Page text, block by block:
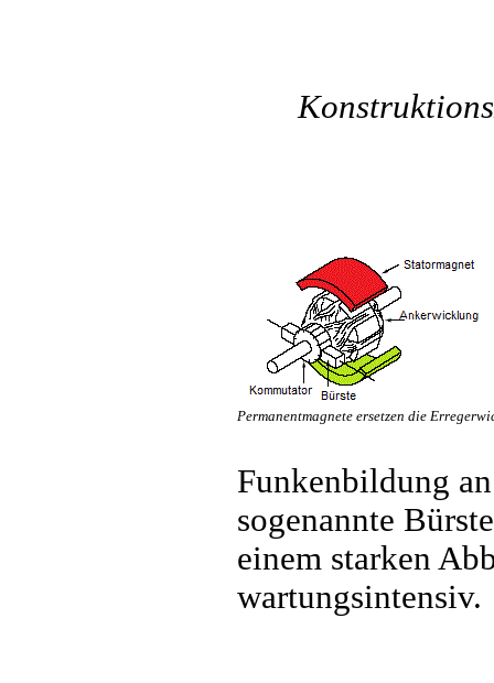
Permanentmagnete ersetzen die
Funkenbildung
sogenannte
einem starken
wartungsintensiv.